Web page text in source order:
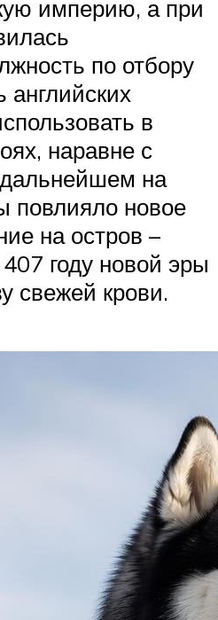
империю, а при
по отбору
в
наравне с
на
повлияло новое
на остров –
году новой эры
свежей крови.